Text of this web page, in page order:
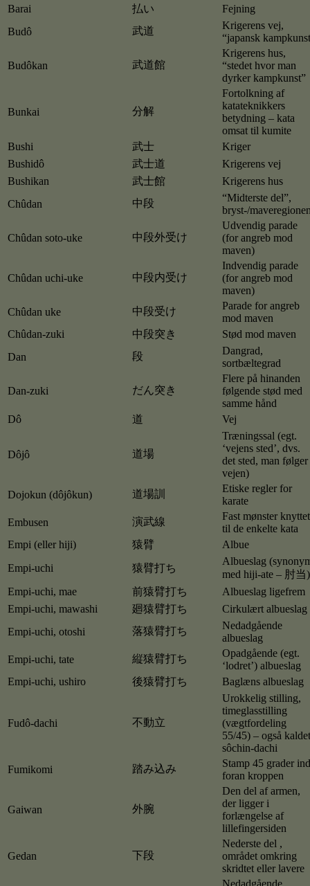
Barai
払い
Fejning
Budô
武道
Krigerens vej,
“japansk
Budôkan 武道館
Krigerens hus,
“stedet hvor man
dyrker kampkunst”
Bunkai 分解
Fortolkning af
katateknikkers
betydning – kata
omsat til kumite
Bushi
武士
Kriger
Bushidô
武士道
Krigerens vej
Bushikan
武士館
Krigerens hus
Chûdan
中段
“Midterste del”,
bryst-/
Chûdan soto-uke 中段外受け
Udvendig parade
(for angreb mod
maven)
Chûdan uchi-uke 中段内受け
Indvendig parade
(for angreb mod
maven)
Chûdan uke
中段受け
Parade for angreb
mod maven
Chûdan-zuki
中段突き
Stød mod maven
Dan
段
Dangrad,
sortbæltegrad
Dan-zuki だん突き
Flere på hinanden
følgende stød med
samme hånd
Dô
道 Vej
Dôjô 道場
Træningssal (egt.
‘vejens sted’, dvs.
det sted, man følger
vejen)
Dojokun (dôjôkun)
道場訓
Etiske regler for
karate
Embusen
演武線
Fast mønster knyttet
til de enkelte kata
Empi (eller hiji)
猿臂
Albue
Empi-uchi
猿臂打ち
Albueslag
med hiji-ate – 肘当)
Empi-uchi, mae
前猿臂打ち
Albueslag ligefrem
Empi-uchi, mawashi
廻猿臂打ち
Cirkulært albueslag
Empi-uchi, otoshi
落猿臂打ち
Nedadgående
albueslag
Empi-uchi, tate
縦猿臂打ち
Opadgående (egt.
‘lodret’) albueslag
Empi-uchi, ushiro
後猿臂打ち Baglæns albueslag
Fudô-dachi 不動立
Urokkelig stilling,
timeglasstilling
(vægtfordeling
55/45) – også kaldet
sôchin-dachi
Fumikomi
踏み込み
Stamp 45 grader ind
foran kroppen
Gaiwan 外腕
Den del af armen,
der ligger i
forlængelse af
lillefingersiden
Gedan 下段
Nederste del ,
området omkring
skridtet eller lavere